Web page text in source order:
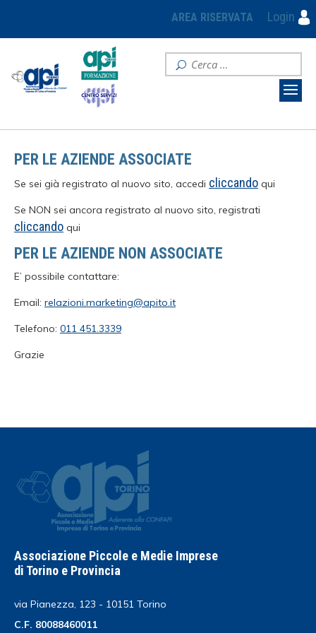
AREA RISERVATA Login
PER LE AZIENDE ASSOCIATE
Se sei già registrato al nuovo sito, accedi cliccando qui
Se NON sei ancora registrato al nuovo sito, registrati
cliccando qui
PER LE AZIENDE NON ASSOCIATE
E’ possibile contattare:
Email: relazioni.marketing@apito.it
Telefono: 011 451.3339
Grazie
Associazione Piccole e Medie Imprese
di Torino e Provincia
via Pianezza, 123 - 10151 Torino
C.F. 80088460011